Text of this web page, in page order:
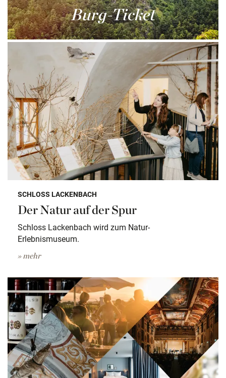
Burg-Ticket
SCHLOSS LACKENBACH
Der Natur auf der Spur
Schloss Lackenbach wird zum Natur-
Erlebnismuseum.
» mehr